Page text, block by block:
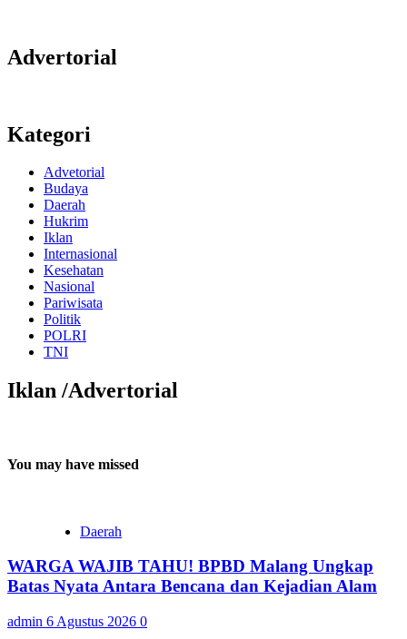
Advertorial
Kategori
Advetorial
Budaya
Daerah
Hukrim
Iklan
Internasional
Kesehatan
Nasional
Pariwisata
Politik
POLRI
TNI
Iklan /Advertorial
You may have missed
Daerah
WARGA WAJIB TAHU! BPBD Malang Ungkap
Batas Nyata Antara Bencana dan Kejadian Alam
admin 6 Agustus 2026 0